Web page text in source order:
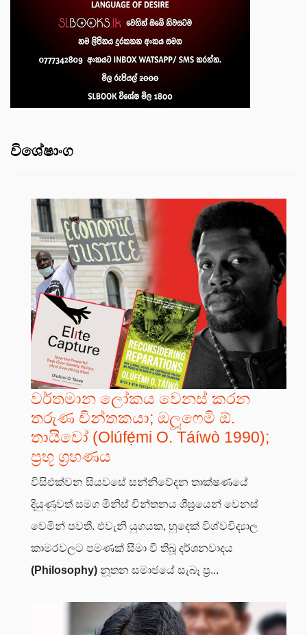
විශේෂාංග
වර්තමාන ලෝකය වෙනස් කරන
තරුණ චින්තකයා; ඔලූෆෙමි ඕ.
තායිවෝ (Olúfẹ́mi O. Táíwò 1990);
ප්‍රභූ ග්‍රහණය
විසිඑක්වන සියවසේ සන්නිවේදන තාක්ෂණයේ
දියුණුවත් සමග මිනිස් චින්තනය ශීඝ්‍රයෙන් වෙනස්
වෙමින් පවතී. එවැනි යුගයක, හුදෙක් විශ්වවිද්‍යාල
කාමරවලට පමණක් සීමා වී තිබූ දර්ශනවාදය
(Philosophy) නූතන සමාජයේ සැබෑ ප්‍ර...